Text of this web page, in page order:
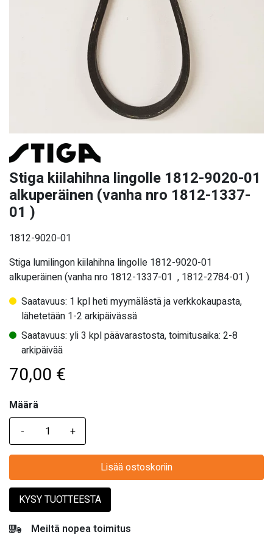
Stiga kiilahihna lingolle 1812-9020-01
alkuperäinen (vanha nro 1812-1337-
01 )
1812-9020-01
Stiga lumilingon kiilahihna lingolle 1812-9020-01
alkuperäinen (vanha nro 1812-1337-01 , 1812-2784-01 )
Saatavuus: 1 kpl heti myymälästä ja verkkokaupasta,
lähetetään 1-2 arkipäivässä
Saatavuus: yli 3 kpl päävarastosta, toimitusaika: 2-8
arkipäivää
70,00 €
Määrä
Määrä
Lisää ostoskoriin
KYSY TUOTTEESTA
Meiltä nopea toimitus